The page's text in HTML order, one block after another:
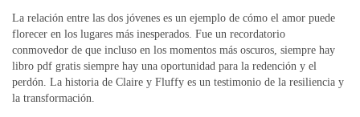
La relación entre las dos jóvenes es un ejemplo de cómo el amor puede
florecer en los lugares más inesperados. Fue un recordatorio
conmovedor de que incluso en los momentos más oscuros, siempre hay
libro pdf gratis siempre hay una oportunidad para la redención y el
perdón. La historia de Claire y Fluffy es un testimonio de la resiliencia y
la transformación.